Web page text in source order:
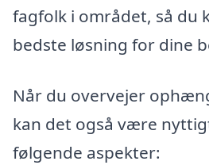
fagfolk i området, så du
bedste løsning for dine
Når du overvejer
kan det også være
følgende aspekter: